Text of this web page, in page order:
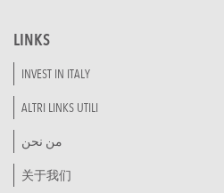
LINKS
INVEST IN ITALY
ALTRI LINKS UTILI
من نحن
关于我们